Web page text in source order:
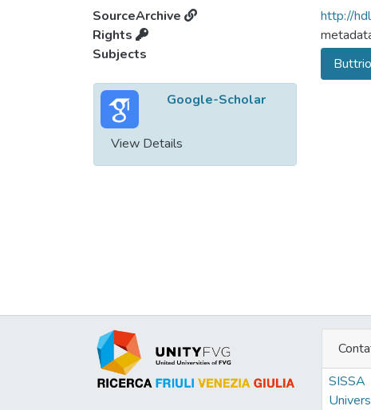
SourceArchive
http://
Rights
Subjects
Buttrio
Google-Scholar
View Details
SISSA